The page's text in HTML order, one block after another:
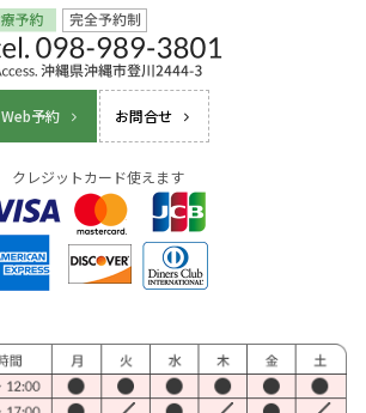
Web予約 お問合せ
クレジットカード使えます